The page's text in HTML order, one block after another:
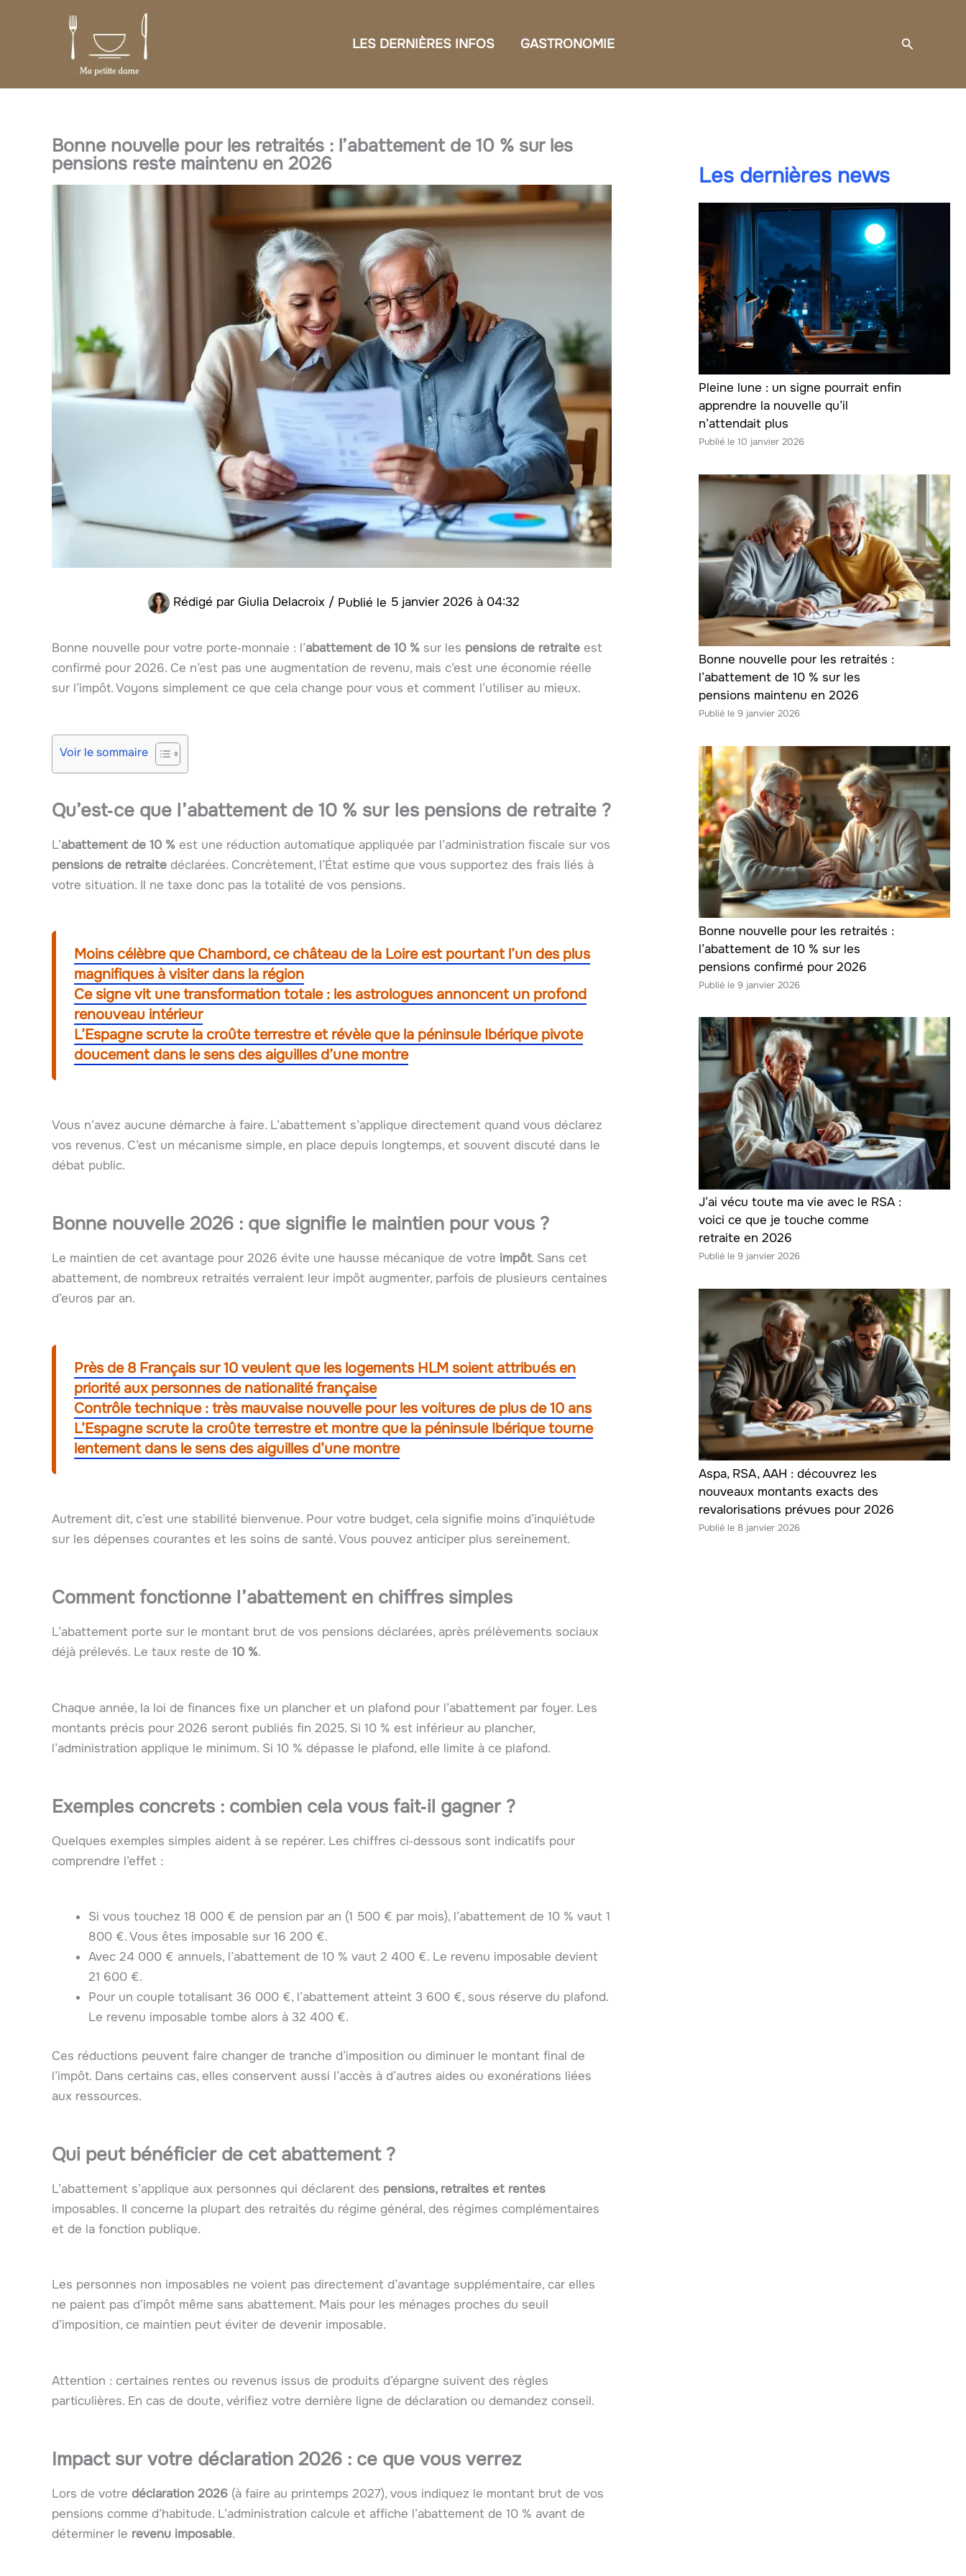
LES DERNIÈRES INFOS GASTRONOMIE
Bonne nouvelle pour les retraités : l’abattement de 10 % sur les
pensions reste maintenu en 2026
Rédigé par Giulia Delacroix / 5 janvier 2026 à 04:32
Bonne nouvelle pour votre porte‑monnaie : l’abattement de 10 % sur les pensions de retraite est
confirmé pour 2026. Ce n’est pas une augmentation de revenu, mais c’est une économie réelle
sur l’impôt. Voyons simplement ce que cela change pour vous et comment l’utiliser au mieux.
Voir le sommaire
Qu’est‑ce que l’abattement de 10 % sur les pensions de retraite ?
L’abattement de 10 % est une réduction automatique appliquée par l’administration fiscale sur vos
pensions de retraite déclarées. Concrètement, l’État estime que vous supportez des frais liés à
votre situation. Il ne taxe donc pas la totalité de vos pensions.
Moins célèbre que Chambord, ce château de la Loire est pourtant l’un des plus
magnifiques à visiter dans la région
Ce signe vit une transformation totale : les astrologues annoncent un profond
renouveau intérieur
L’Espagne scrute la croûte terrestre et révèle que la péninsule Ibérique pivote
doucement dans le sens des aiguilles d’une montre
Vous n’avez aucune démarche à faire. L’abattement s’applique directement quand vous déclarez
vos revenus. C’est un mécanisme simple, en place depuis longtemps, et souvent discuté dans le
débat public.
Bonne nouvelle 2026 : que signifie le maintien pour vous ?
Le maintien de cet avantage pour 2026 évite une hausse mécanique de votre impôt. Sans cet
abattement, de nombreux retraités verraient leur impôt augmenter, parfois de plusieurs centaines
d’euros par an.
Près de 8 Français sur 10 veulent que les logements HLM soient attribués en
priorité aux personnes de nationalité française
Contrôle technique : très mauvaise nouvelle pour les voitures de plus de 10 ans
L’Espagne scrute la croûte terrestre et montre que la péninsule Ibérique tourne
lentement dans le sens des aiguilles d’une montre
Autrement dit, c’est une stabilité bienvenue. Pour votre budget, cela signifie moins d’inquiétude
sur les dépenses courantes et les soins de santé. Vous pouvez anticiper plus sereinement.
Comment fonctionne l’abattement en chiffres simples
L’abattement porte sur le montant brut de vos pensions déclarées, après prélèvements sociaux
déjà prélevés. Le taux reste de 10 %.
Chaque année, la loi de finances fixe un plancher et un plafond pour l’abattement par foyer. Les
montants précis pour 2026 seront publiés fin 2025. Si 10 % est inférieur au plancher,
l’administration applique le minimum. Si 10 % dépasse le plafond, elle limite à ce plafond.
Exemples concrets : combien cela vous fait‑il gagner ?
Quelques exemples simples aident à se repérer. Les chiffres ci‑dessous sont indicatifs pour
comprendre l’effet :
Si vous touchez 18 000 € de pension par an (1 500 € par mois), l’abattement de 10 % vaut 1
800 €. Vous êtes imposable sur 16 200 €.
Avec 24 000 € annuels, l’abattement de 10 % vaut 2 400 €. Le revenu imposable devient
21 600 €.
Pour un couple totalisant 36 000 €, l’abattement atteint 3 600 €, sous réserve du plafond.
Le revenu imposable tombe alors à 32 400 €.
Ces réductions peuvent faire changer de tranche d’imposition ou diminuer le montant final de
l’impôt. Dans certains cas, elles conservent aussi l’accès à d’autres aides ou exonérations liées
aux ressources.
Qui peut bénéficier de cet abattement ?
L’abattement s’applique aux personnes qui déclarent des pensions, retraites et rentes
imposables. Il concerne la plupart des retraités du régime général, des régimes complémentaires
et de la fonction publique.
Les personnes non imposables ne voient pas directement d’avantage supplémentaire, car elles
ne paient pas d’impôt même sans abattement. Mais pour les ménages proches du seuil
d’imposition, ce maintien peut éviter de devenir imposable.
Attention : certaines rentes ou revenus issus de produits d’épargne suivent des règles
particulières. En cas de doute, vérifiez votre dernière ligne de déclaration ou demandez conseil.
Impact sur votre déclaration 2026 : ce que vous verrez
Lors de votre déclaration 2026 (à faire au printemps 2027), vous indiquez le montant brut de vos
pensions comme d’habitude. L’administration calcule et affiche l’abattement de 10 % avant de
déterminer le revenu imposable.
Les dernières news
Pleine lune : un signe pourrait enfin
apprendre la nouvelle qu’il
n’attendait plus
10 janvier 2026
Bonne nouvelle pour les retraités :
l’abattement de 10 % sur les
pensions maintenu en 2026
9 janvier 2026
Bonne nouvelle pour les retraités :
l’abattement de 10 % sur les
pensions confirmé pour 2026
9 janvier 2026
J’ai vécu toute ma vie avec le RSA :
voici ce que je touche comme
retraite en 2026
9 janvier 2026
Aspa, RSA, AAH : découvrez les
nouveaux montants exacts des
revalorisations prévues pour 2026
8 janvier 2026